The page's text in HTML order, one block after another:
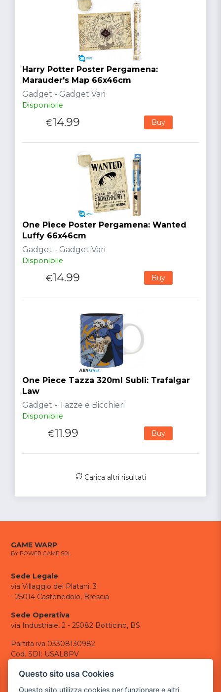
Harry Potter Poster Pergamena:
Marauder's Map 66x46cm
Gadget - Gadget Vari
Disponibile
€14.99 Buy
One Piece Poster Pergamena: Wanted
Luffy 66x46cm
Gadget - Gadget Vari
Disponibile
€14.99 Buy
One Piece Tazza 320ml Subli: Trafalgar
Law
Gadget - Tazze e Bicchieri
Disponibile
€11.99 Buy
Carica altri risultati
GAME WARP
BY POWER GAME SRL
Sede Legale
via Villaggio dei Platani, 3
- 25014 Castenedolo, Brescia
Sede Operativa
via Industriale, 2 - 25082 Botticino, BS
Partita iva 03308130982
Cod. SDI: USAL8PV
CONTATTI
Questo sito usa Cookies
Questo sito utilizza cookies per funzionare e altri